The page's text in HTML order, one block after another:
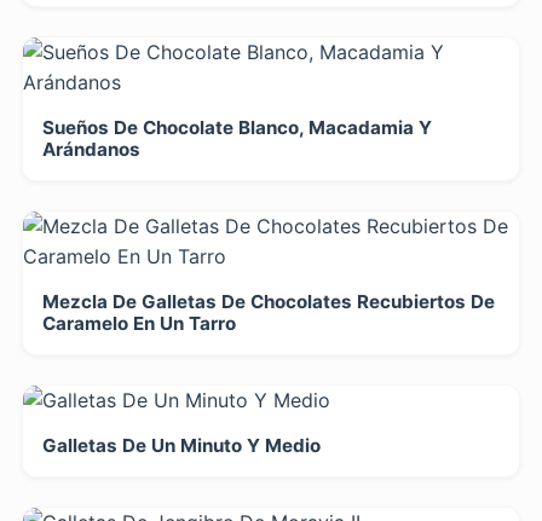
Sueños De Chocolate Blanco, Macadamia Y
Arándanos
Mezcla De Galletas De Chocolates Recubiertos De
Caramelo En Un Tarro
Galletas De Un Minuto Y Medio